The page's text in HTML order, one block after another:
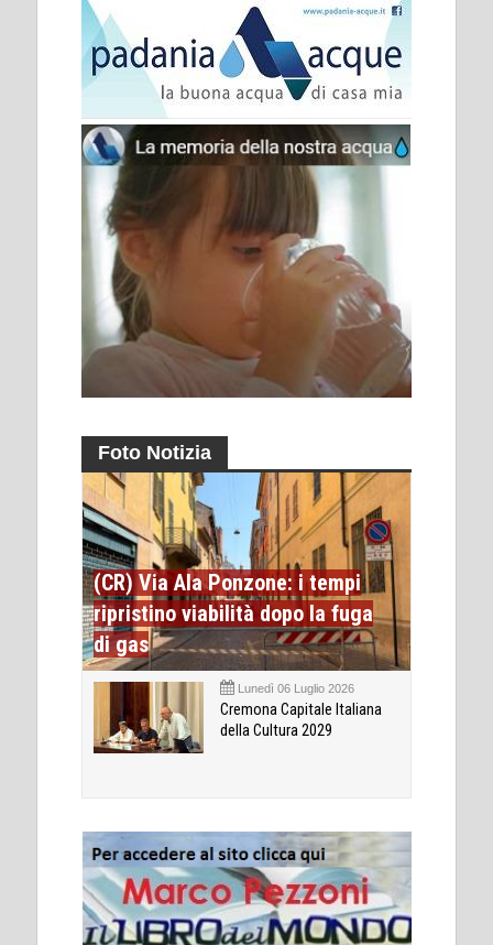
Foto Notizia
(CR) Via Ala Ponzone: i tempi
ripristino viabilità dopo la fuga
di gas
Lunedì 06 Luglio 2026
Cremona Capitale Italiana
della Cultura 2029